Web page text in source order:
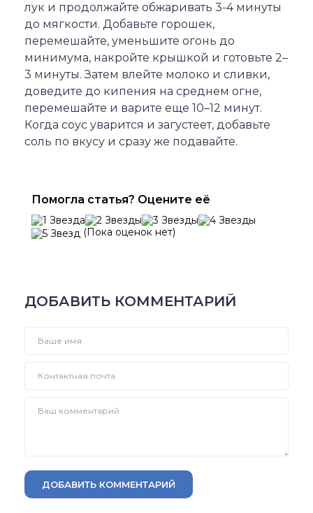
лук и продолжайте обжаривать 3-4 минуты
до мягкости. Добавьте горошек,
перемешайте, уменьшите огонь до
минимума, накройте крышкой и готовьте 2–
3 минуты. Затем влейте молоко и сливки,
доведите до кипения на среднем огне,
перемешайте и варите еще 10–12 минут.
Когда соус уварится и загустеет, добавьте
соль по вкусу и сразу же подавайте.
Помогла статья? Оцените её
(Пока оценок нет)
ДОБАВИТЬ КОММЕНТАРИЙ
ДОБАВИТЬ КОММЕНТАРИЙ